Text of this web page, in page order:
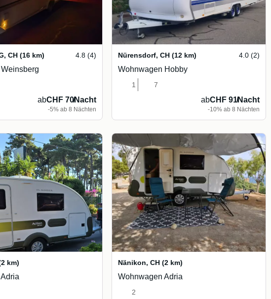
, CH (16 km) 4.8 (4)
abCHF 70/Nacht
-5% ab 8 Nächten
Nürensdorf, CH (12 km) 4.0 (2)
Wohnwagen Hobby
1 7
abCHF 91/Nacht
-10% ab 8 Nächten
km) Nänikon, CH (2 km)
Wohnwagen Adria
2